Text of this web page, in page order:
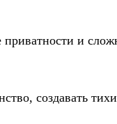
и
создавать